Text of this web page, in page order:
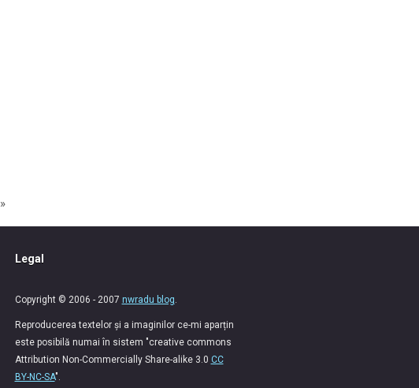
»
Legal
Copyright © 2006 - 2007 nwradu blog
Reproducerea textelor și a imaginilor ce-mi aparțin
este posibilă numai în sistem "creative commons
Attribution Non-Commercially Share-alike 3.0 CC
BY-NC-SA".